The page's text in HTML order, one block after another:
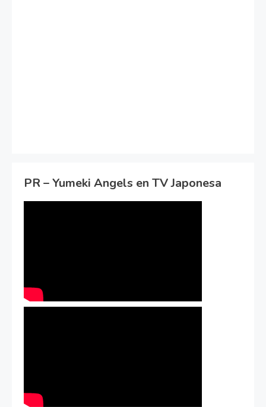
PR – Yumeki Angels en TV Japonesa